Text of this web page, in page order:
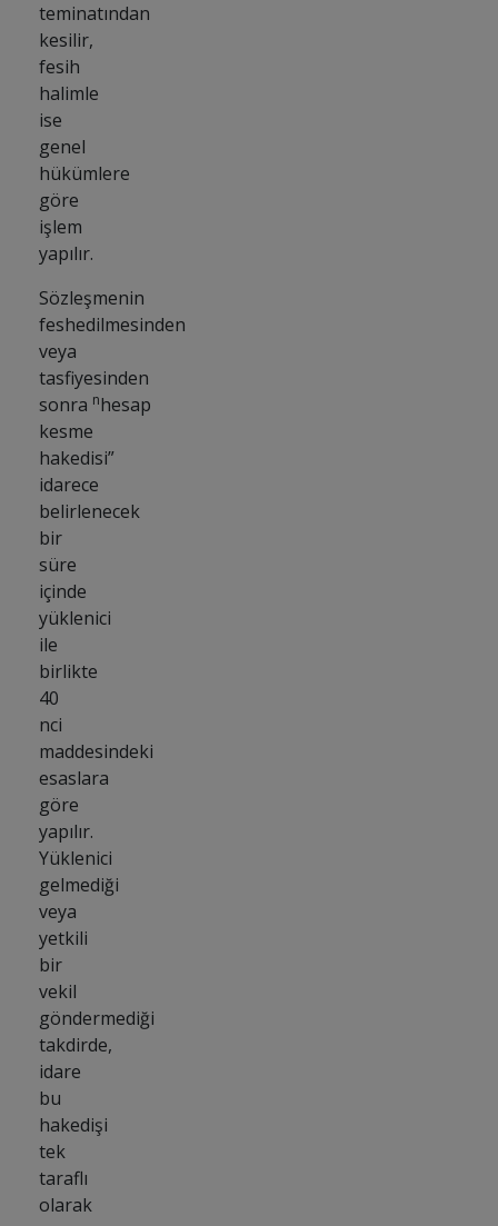
teminatından
kesilir,
fesih
halimle
ise
genel
hükümlere
göre
işlem
yapılır.
Sözleşmenin
feshedilmesinden
veya
tasfiyesinden
sonra nhesap
kesme
hakedisi”
idarece
belirlenecek
bir
süre
içinde
yüklenici
ile
birlikte
40
nci
maddesindeki
esaslara
göre
yapılır.
Yüklenici
gelmediği
veya
yetkili
bir
vekil
göndermediği
takdirde,
idare
bu
hakedişi
tek
taraflı
olarak